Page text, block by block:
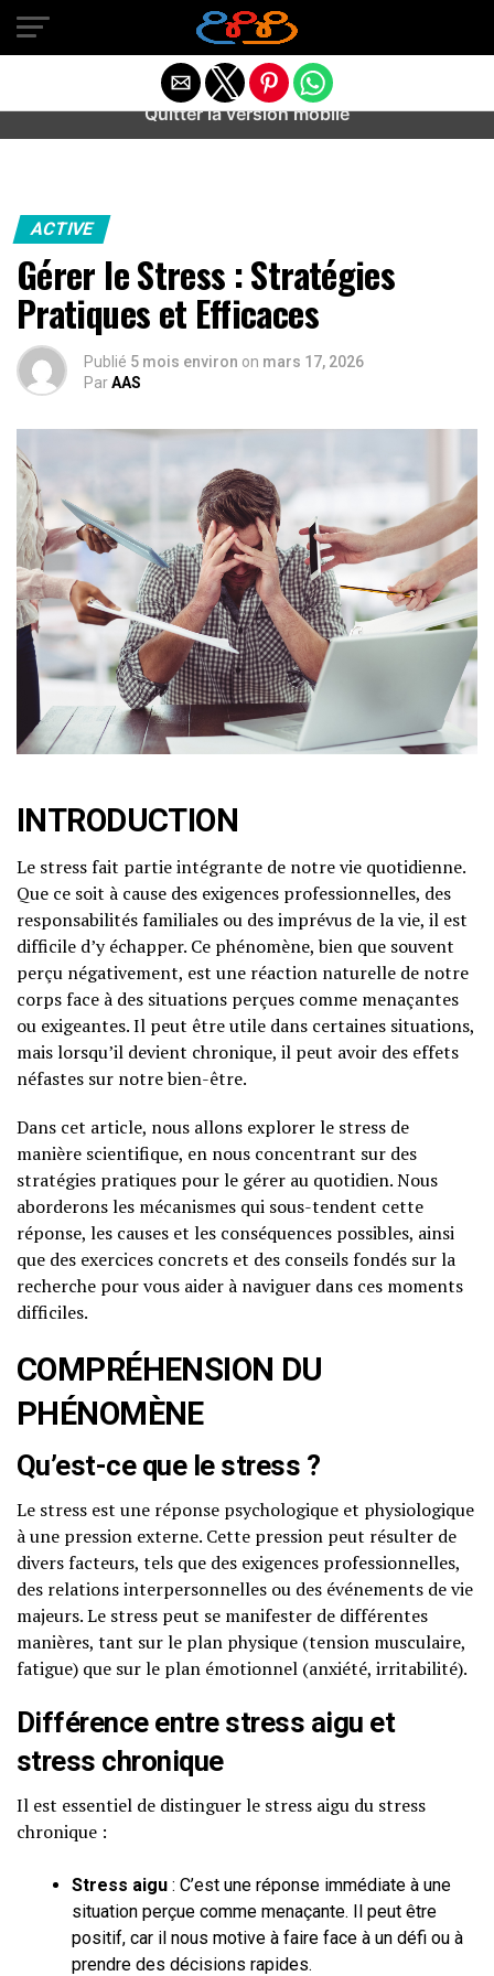
Warning
: preg_match(): Unknown modifier '/' in
/home/u589487443/domains/aideanxietestress.fr/
content/plugins/idev-post-views/includes/class-bots.php
ACTIVE
Gérer le Stress : Stratégies
Pratiques et Efficaces
Publié 5 mois environ on mars 17, 2026
ParAAS
INTRODUCTION
Le stress fait partie intégrante de notre vie quotidienne.
Que ce soit à cause des exigences professionnelles, des
responsabilités familiales ou des imprévus de la vie, il est
difficile d’y échapper. Ce phénomène, bien que souvent
perçu négativement, est une réaction naturelle de notre
corps face à des situations perçues comme menaçantes
ou exigeantes. Il peut être utile dans certaines situations,
mais lorsqu’il devient chronique, il peut avoir des effets
néfastes sur notre bien-être.
Dans cet article, nous allons explorer le stress de
manière scientifique, en nous concentrant sur des
stratégies pratiques pour le gérer au quotidien. Nous
aborderons les mécanismes qui sous-tendent cette
réponse, les causes et les conséquences possibles, ainsi
que des exercices concrets et des conseils fondés sur la
recherche pour vous aider à naviguer dans ces moments
difficiles.
COMPRÉHENSION DU
PHÉNOMÈNE
Qu’est-ce que le stress ?
Le stress est une réponse psychologique et physiologique
à une pression externe. Cette pression peut résulter de
divers facteurs, tels que des exigences professionnelles,
des relations interpersonnelles ou des événements de vie
majeurs. Le stress peut se manifester de différentes
manières, tant sur le plan physique (tension musculaire,
fatigue) que sur le plan émotionnel (anxiété, irritabilité).
Différence entre stress aigu et
stress chronique
Il est essentiel de distinguer le stress aigu du stress
chronique :
Stress aigu : C’est une réponse immédiate à une
situation perçue comme menaçante. Il peut être
positif, car il nous motive à faire face à un défi ou à
prendre des décisions rapides.
Quitter la version mobile